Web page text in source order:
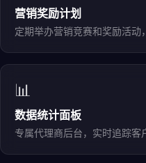
营销奖励计划
定期举办营销竞赛和奖励活动
📊
数据统计面板
专属代理商后台，实时追踪客